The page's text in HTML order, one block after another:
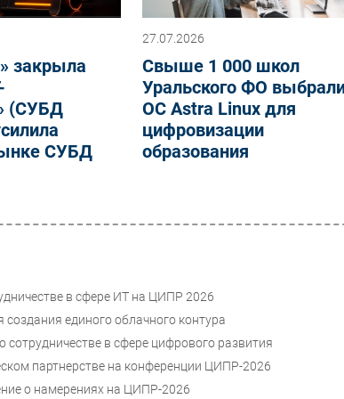
закрыла
(СУБД
СУБД
27.07.2026
Свыше 1 000 школ
Уральского ФО
ОС Astra Linux для
цифровизации
образования
в сфере ИТ на ЦИПР 2026
единого облачного контура
в сфере цифрового развития
партнерстве на конференции ЦИПР-2026
о намерениях на ЦИПР-2026